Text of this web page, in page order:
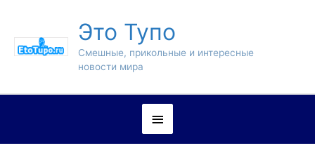
Это Тупо
Смешные, прикольные и интересные
новости мира